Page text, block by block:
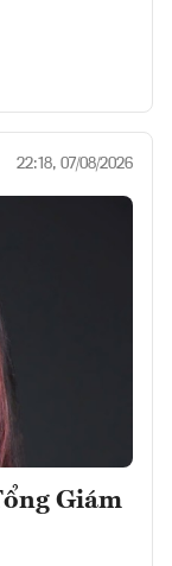
22:18, 07/08/2026
Giám